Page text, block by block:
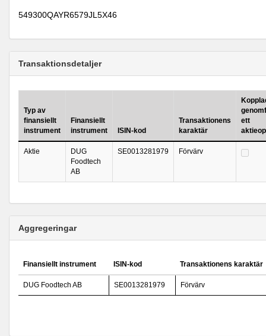
549300QAYR6579JL5X46
Transaktionsdetaljer
Typ av
finansiellt
instrument
Finansiellt
instrument
ISIN-kod
Transaktionens
karaktär
ett
Aktie
DUG
Foodtech
AB
SE0013281979 Förvärv
Aggregeringar
Finansiellt instrument ISIN-kod Transaktionens karaktär
DUG Foodtech AB SE0013281979 Förvärv